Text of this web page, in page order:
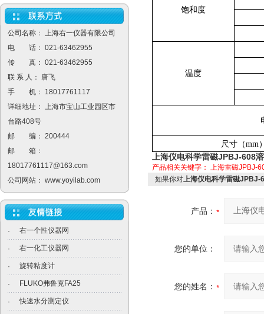
公司名称： 上海右一仪器有限公司
电 话： 021-63462955
传 真： 021-63462955
联 系 人： 唐飞
手 机： 18017761117
详细地址： 上海市宝山工业园区市
台路408号
邮 编： 200444
邮 箱：
18017761117@163.com
公司网站： www.yoyilab.com
· 右一个性仪器网
· 右一化工仪器网
· 旋转粘度计
· FLUKO弗鲁克FA25
· 快速水分测定仪
饱和度
温度
尺寸（mm
上海仪电科学雷磁JPBJ-608
产品相关关键字： 上海雷磁JPBJ-
如果你对上海仪电科学雷磁JPBJ-
产品：
您的单位：
您的姓名：